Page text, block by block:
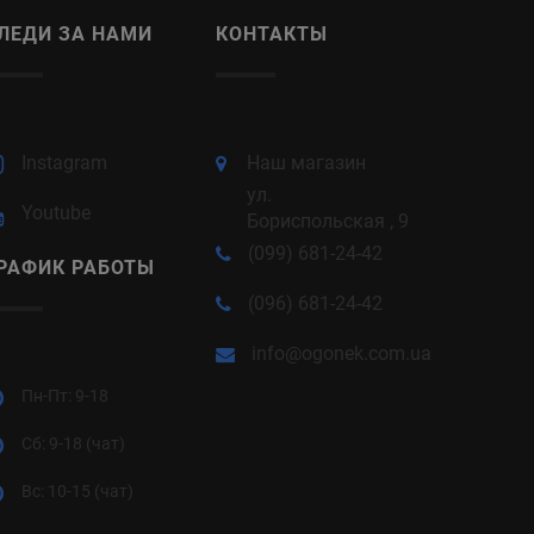
ЗА НАМИ
Instagram
Youtube
РАБОТЫ
Пн-Пт: 9-18
Cб: 9-18 (чат)
Вс: 10-15 (чат)
КОНТАКТЫ
Наш магазин
ул.
Бориспольская , 9
(099) 681-24-42
(096) 681-24-42
info@ogonek.com.ua